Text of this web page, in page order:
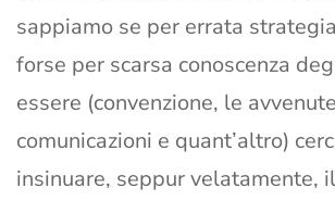
sappiamo se per errata
forse per scarsa conoscenza
essere (convenzione, le avvenute
comunicazioni e quant’altro)
insinuare, seppur velatamente,